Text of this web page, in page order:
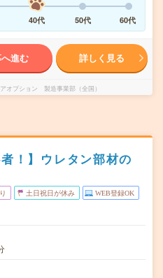
40代 50代 60代
進む 詳しく見る
オプション 製造事業部（全国）
！】ウレタン部材の
土日祝日が休み WEB登録OK